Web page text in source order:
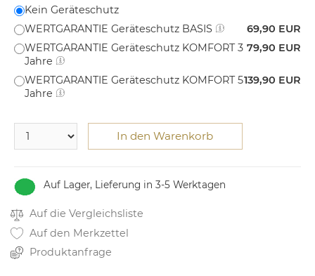
Auf Lager, Lieferung in 3-5 Werktagen
Kein Geräteschutz
WERTGARANTIE Geräteschutz BASIS
69,90 EUR
WERTGARANTIE Geräteschutz KOMFORT 3
Jahre
79,90 EUR
WERTGARANTIE Geräteschutz KOMFORT 5
Jahre
139,90 EUR
In den Warenkorb
Auf die Vergleichsliste
Auf den Merkzettel
Produktanfrage